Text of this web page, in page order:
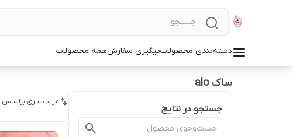
دسته‌بندی محصولاتپیگیری سفارشهمه محصولات
ساک alo
جستجو در نتایج
مرتب‌سازی براساس: